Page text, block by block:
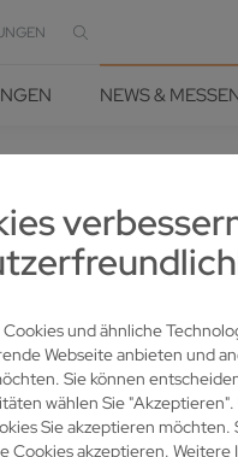
und ähnliche
Webseite anbieten und
Sie können
wählen Sie
Sie akzeptieren
Cookies akzeptieren.
NEWS &
VOLLMER